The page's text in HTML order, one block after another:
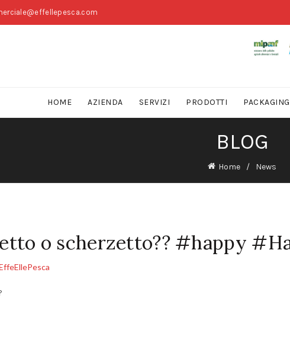
HOME AZIENDA SERVIZI PRODOTTI PACKAGING
BLOG
Home News
o scherzetto?? #happy